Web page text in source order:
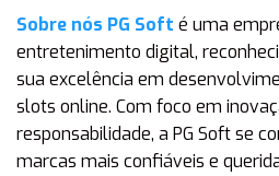
Sobre nós PG Soft é uma
entretenimento digital,
sua excelência em
slots online. Com foco em
responsabilidade, a PG Soft se
marcas mais confiáveis e